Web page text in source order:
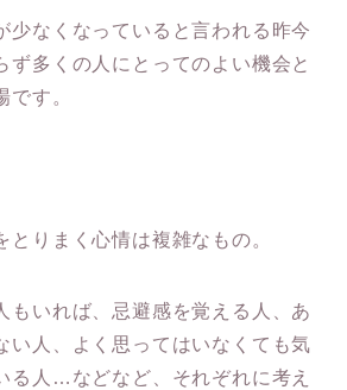
少なくなっていると言われる昨今
ず多くの人にとってのよい機会と
です。
とりまく心情は複雑なもの。
もいれば、忌避感を覚える人、あ
い人、よく思ってはいなくても気
る人…などなど、それぞれに考え